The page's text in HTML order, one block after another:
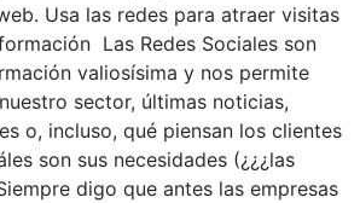
Usa las redes para atraer visitas
Las Redes Sociales son
valiosísima y nos permite
sector, últimas noticias,
o, incluso, qué piensan los clientes
son sus necesidades (¿¿¿las
digo que antes las empresas